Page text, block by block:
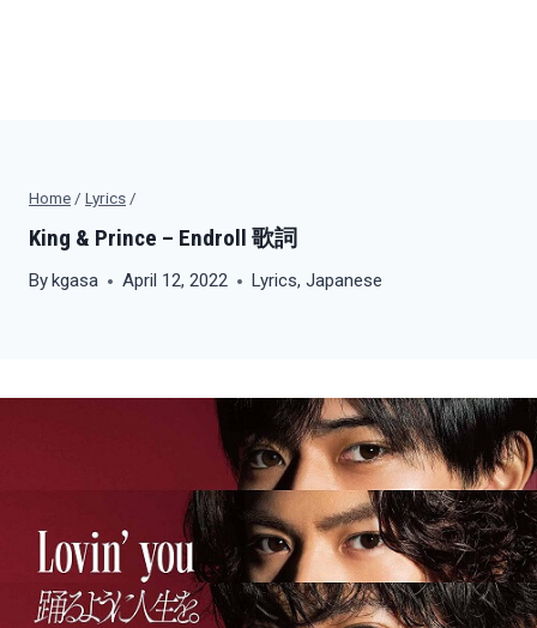
Home / Lyrics /
King & Prince – Endroll 歌詞
Bykgasa April 12, 2022 Lyrics,Japanese